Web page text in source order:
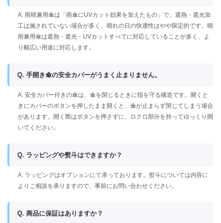
A. 雨晴兼用傘は「雨傘にUVカット効果を加えたもの」で、遮熱・遮光加
工は施されていない場合が多く、晴れの日の快適性はやや限定的です。晴
雨兼用傘は遮熱・遮光・UVカットすべてに対応していることが多く、よ
り幅広い用途に対応します。
Q. 手開き傘の安全カバーがうまく止まりません。
A. 安全カバー付きの傘は、傘を閉じるときに指を守る構造です。開くと
きにカバーのボタンを押したまま開くと、傘が止まらず閉じてしまう場合
があります。開く際はボタンを押さずに、ロクロ部分を持ってゆっくり開
いてください。
Q. ラッピングや熨斗はできますか？
A. ラッピングはオプションにて承っております。熨斗については内容に
よりご相談を承りますので、事前にお問い合わせください。
Q. 商品に保証はありますか？